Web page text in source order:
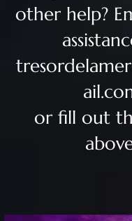
other help?
or fill out